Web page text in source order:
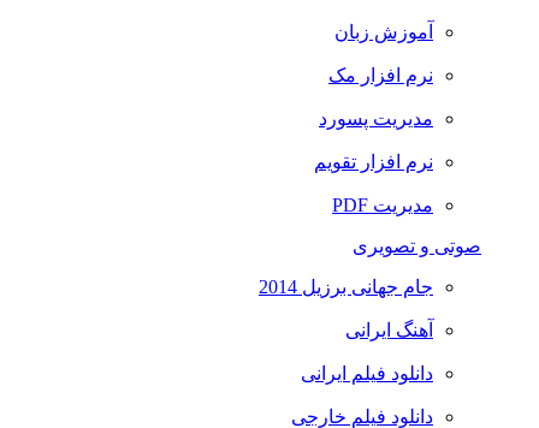
آموزش زبان
نرم افزار مک
مدیریت پسورد
نرم افزار تقویم
مدیریت PDF
صوتی و تصویری
جام جهانی برزیل 2014
آهنگ ایرانی
دانلود فیلم ایرانی
دانلود فیلم خارجی